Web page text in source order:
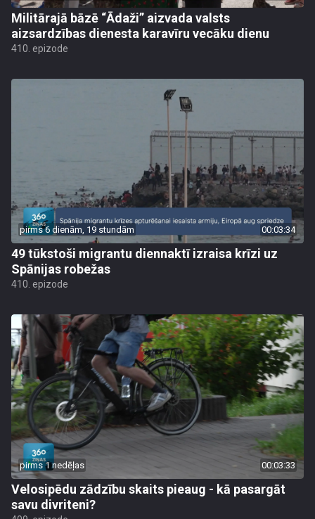
Militārajā bāzē “Ādaži” aizvada valsts
aizsardzības dienesta karavīru vecāku dienu
410. epizode
pirms 6 dienām, 19 stundām 00:03:34
49 tūkstoši migrantu diennaktī izraisa krīzi uz
Spānijas robežas
410. epizode
pirms 1 nedēļas 00:03:33
Velosipēdu zādzību skaits pieaug - kā pasargāt
savu divriteni?